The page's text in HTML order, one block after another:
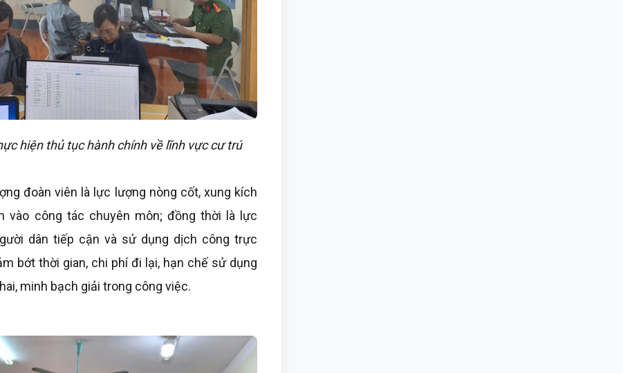
hiện thủ tục hành chính về lĩnh vực cư trú
đoàn viên là lực lượng nòng cốt, xung kích
vào công tác chuyên môn; đồng thời là lực
dân tiếp cận và sử dụng dịch công trực
bớt thời gian, chi phí đi lại, hạn chế sử dụng
minh bạch giải trong công việc.